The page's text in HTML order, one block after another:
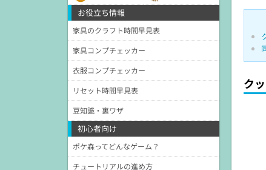
ク
お役立ち情報
家具のクラフト時間早見表
家具コンプチェッカー
衣服コンプチェッカー
リセット時間早見表
豆知識・裏ワザ
初心者向け
ポケ森ってどんなゲーム？
チュートリアルの進め方